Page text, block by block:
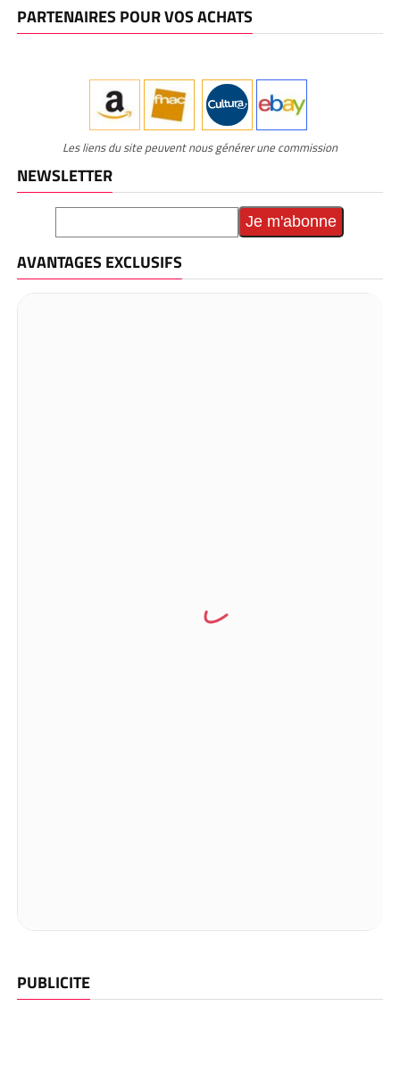
PARTENAIRES POUR VOS ACHATS
Les liens du site peuvent nous générer une commission
NEWSLETTER
AVANTAGES EXCLUSIFS
PUBLICITE